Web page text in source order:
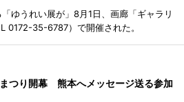
ゆうれい展が」8月1日、画廊「ギャラリ
0172-35-6787）で開催された。
つり開幕 熊本へメッセージ送る参加